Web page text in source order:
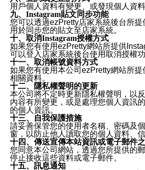
用戶個人資料有變更、或發現個人資
九、Instagram貼文同步功能
您可以透過ezPretty店家系統後台所
用於同步您的貼文至店家系統。
十、取消Instagram授權方式
如果您有使用ezPretty網站所提供
可以登入店家系統後台使用取消授權
十一、取消帳號資料方式
如果您有使用本公司ezPretty網站所
相關資料。
十二、隱私權聲明的更新
本公司將不定時更新隱私權聲明，以
內容有所變更，或是處理您個人資訊
的個人資訊。
十三、自我保護措施
請妥善保管您的使用者名稱、密碼及
窗，以防止他人讀取您的個人資料、
十四、傳送宣傳本站資訊或電子郵件
您同意本公司網站，透過您所提供的
停止接收這些資料或電子郵件。
十五、訊息通知